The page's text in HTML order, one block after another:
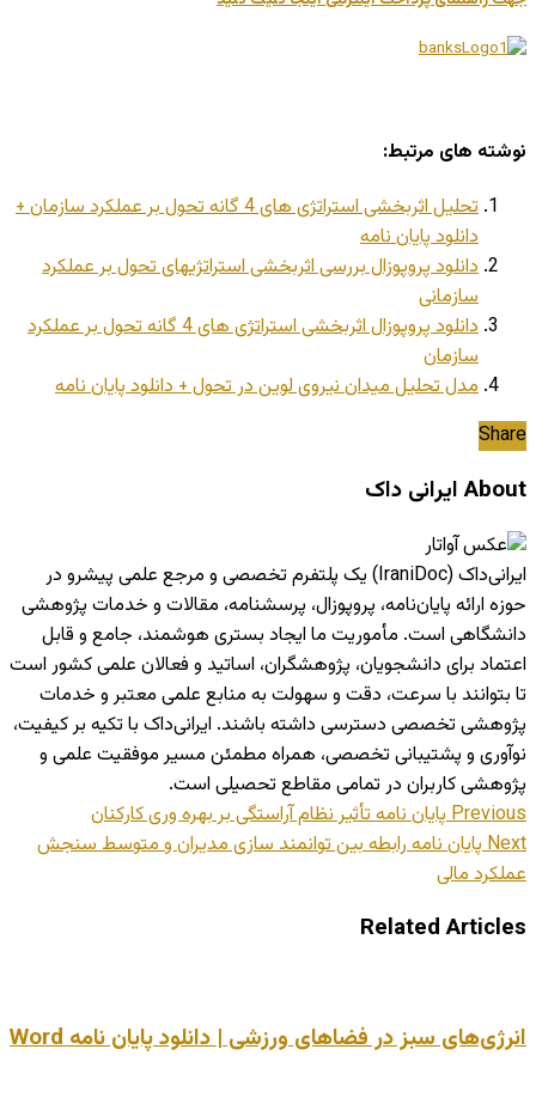
نوشته های مرتبط:
تحلیل اثربخشی استراتژی های 4 گانه تحول بر عملکرد سازمان +
دانلود پایان نامه
دانلود پروپوزال بررسی اثربخشی استراتژیهای تحول بر عملکرد
سازمانی
دانلود پروپوزال اثربخشی استراتژی های 4 گانه تحول بر عملکرد
سازمان
مدل تحلیل میدان نیروی لوین در تحول + دانلود پایان نامه
Share
About ایرانی داک
ایرانی‌داک (IraniDoc) یک پلتفرم تخصصی و مرجع علمی پیشرو در
حوزه ارائه پایان‌نامه، پروپوزال، پرسشنامه، مقالات و خدمات پژوهشی
دانشگاهی است. مأموریت ما ایجاد بستری هوشمند، جامع و قابل
اعتماد برای دانشجویان، پژوهشگران، اساتید و فعالان علمی کشور است
تا بتوانند با سرعت، دقت و سهولت به منابع علمی معتبر و خدمات
پژوهشی تخصصی دسترسی داشته باشند. ایرانی‌داک با تکیه بر کیفیت،
نوآوری و پشتیبانی تخصصی، همراه مطمئن مسیر موفقیت علمی و
پژوهشی کاربران در تمامی مقاطع تحصیلی است.
Previousپایان نامه تأثیر نظام آراستگی بر بهره وری کارکنان
Nextپایان نامه رابطه بین توانمند سازی مدیران و متوسط سنجش
عملکرد مالی
Related Articles
انرژی‌های سبز در فضاهای ورزشی | دانلود پایان نامه Word